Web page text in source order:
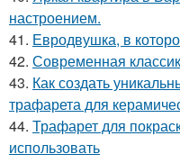
настроением.
41. Евродвушка, в
42. Современная
43. Как создать
трафарета для
44. Трафарет для
использовать